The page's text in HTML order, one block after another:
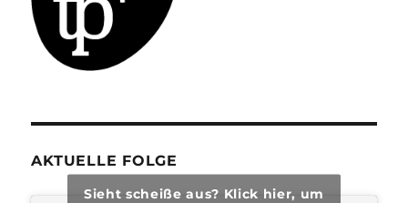
AKTUELLE FOLGE
Sieht scheiße aus? Klick hier, um